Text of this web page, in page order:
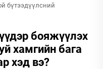
бүтээдүүлсний
бояжүүлэх
хамгийн бага
хэд вэ?